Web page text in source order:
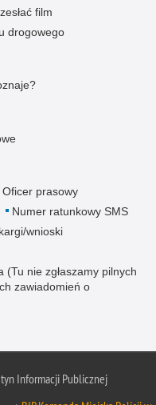
film
drogowego
Oficer prasowy
Numer ratunkowy SMS
wnioski
nie zgłaszamy pilnych
zawiadomień o
Informacji Publicznej